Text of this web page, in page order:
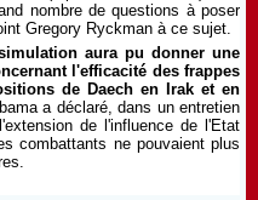
nombre de questions à poser
Gregory Ryckman à ce sujet.
aura pu donner une
l'efficacité des frappes
de Daech en Irak et en
a déclaré, dans un entretien
de l'influence de l'Etat
combattants ne pouvaient plus